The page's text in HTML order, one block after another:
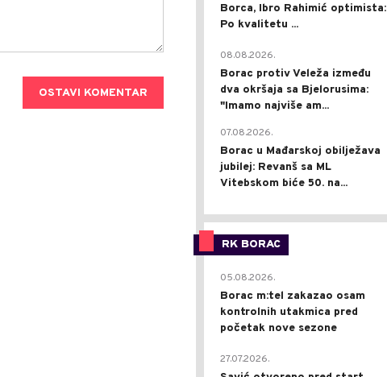
OSTAVI KOMENTAR
Borca, Ibro Rahimić optimista:
Po kvalitetu ...
08.08.2026.
Borac protiv Veleža između
dva okršaja sa Bjelorusima:
"Imamo najviše am...
07.08.2026.
Borac u Mađarskoj obilježava
jubilej: Revanš sa ML
Vitebskom biće 50. na...
RK BORAC
05.08.2026.
Borac m:tel zakazao osam
kontrolnih utakmica pred
početak nove sezone
27.07.2026.